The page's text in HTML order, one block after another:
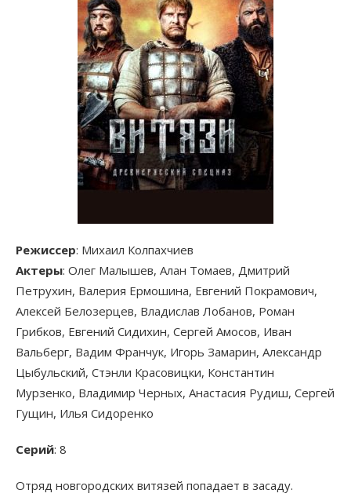
Режиссер: Михаил Колпахчиев
Актеры: Олег Малышев, Алан Томаев, Дмитрий
Петрухин, Валерия Ермошина, Евгений Покрамович,
Алексей Белозерцев, Владислав Лобанов, Роман
Грибков, Евгений Сидихин, Сергей Амосов, Иван
Вальберг, Вадим Франчук, Игорь Замарин, Александр
Цыбульский, Стэнли Красовицки, Константин
Мурзенко, Владимир Черных, Анастасия Рудиш, Сергей
Гущин, Илья Сидоренко
Серий: 8
Отряд новгородских витязей попадает в засаду.